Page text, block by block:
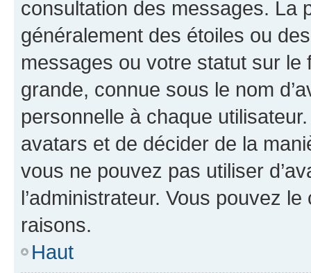
consultation des messages. La
généralement des étoiles ou
messages ou votre statut sur
grande, connue sous le nom
personnelle à chaque utilisateur.
avatars et de décider de la
vous ne pouvez pas utiliser
l’administrateur. Vous pouvez
raisons.
Haut